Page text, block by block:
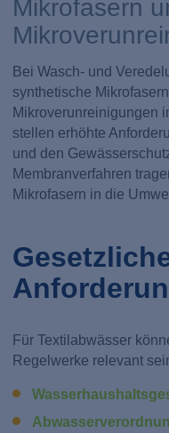
Mikrofasern
Bei Wasch- und
synthetische
Mikroverunreinigungen
stellen erhöhte
und den
Membranverfahren
Mikrofasern in die
Für Textilabwässer
Regelwerke relevant